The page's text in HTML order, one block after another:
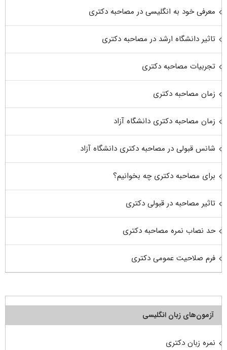
معرفی خود به انگلیسی در مصاحبه دکتری
تاثیر دانشگاه ارشد در مصاحبه دکتری
تجربیات مصاحبه دکتری
زمان مصاحبه دکتری
زمان مصاحبه دکتری دانشگاه آزاد
شانس قبولی در مصاحبه دکتری دانشگاه آزاد
برای مصاحبه دکتری چه بخوانیم؟
تاثیر مصاحبه در قبولی دکتری
حد نصاب نمره مصاحبه دکتری
فرم صلاحیت عمومی دکتری
آزمون‌های زبان انگلیسی
نمره زبان دکتری